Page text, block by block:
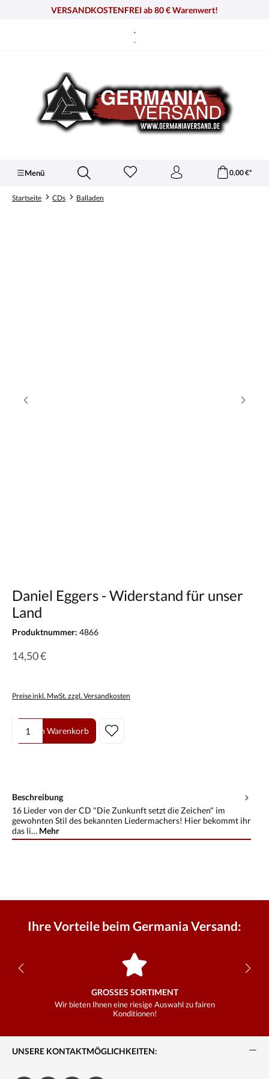
VERSANDKOSTENFREI ab 80 € Warenwert!
.
.
Menü 0,00 €*
Startseite CDs Balladen
Daniel Eggers - Widerstand für unser
Land
Produktnummer: 4866
14,50 €
Preise inkl. MwSt. zzgl. Versandkosten
Produkt Anzahl: Gib den gewünschten Wert ein oder benutze die
In den Warenkorb
Beschreibung
16 Lieder von der CD "Die Zunkunft setzt die Zeichen" im
gewohnten Stil des bekannten Liedermachers! Hier bekommt ihr
das li… Mehr
Ihre Vorteile beim Germania Versand:
GROSSES SORTIMENT
Wir bieten Ihnen eine riesige Auswahl zu fairen
Konditionen!
UNSERE KONTAKTMÖGLICHKEITEN: